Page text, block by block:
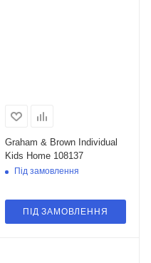
Graham & Brown Individual
Kids Home 108137
Під замовлення
ПІД ЗАМОВЛЕННЯ